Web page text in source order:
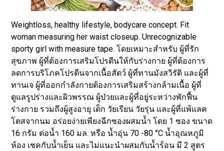
Weightloss, healthy lifestyle, bodycare concept. Fit
woman measuring her waist closeup. Unrecognizable
sporty girl with measure tape. โดยเหมาะสำหรับ ผู้ที่รัก
สุขภาพ ผู้ที่ต้องการเสริมโปรตีนให้กับร่างกาย ผู้ที่ต้องการ
ลดการบริโภคโปรตีนจากเนื้อสัตว์ ผู้ที่ทานมังสวิรัติ และผู้ที่
ทานเจ ผู้ที่ออกกำลังกายต้องการเสริมสร้างกล้ามเนื้อ ผู้ที่
ดูแลรูปร่างและผิวพรรณ ผู้ป่วยและผู้ที่อยู่ระหว่างพักฟื้น
ร่างกาย รวมถึงผู้สูงอายุ เด็ก วัยเรียน วัยรุ่น และผู้ที่แพ้แลค
โตสจากนม อร่อยง่ายเพียงฉีกซองผสมน้ำ โดย 1 ซอง ขนาด
16 กรัม ต่อน้ำ 160 มล. หรือ น้ำอุ่น 70 -80 °C น้ำอุณหภูมิ
ห้อง เชคกับน้ำเย็น และไม่แนะนำผสมกับน้ำร้อน มี 2 สูตร